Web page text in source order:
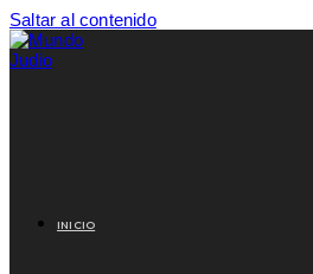
Saltar al contenido
INICIO